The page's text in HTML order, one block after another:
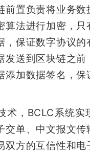
前置负责将业务数
算法进行加密，只
，保证数字协议的
发送到区块链之前
添加数据签名，保
术，BCLC系统实
交单、中文报文传
双方的互信性和电